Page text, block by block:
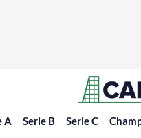
A Serie B Serie C